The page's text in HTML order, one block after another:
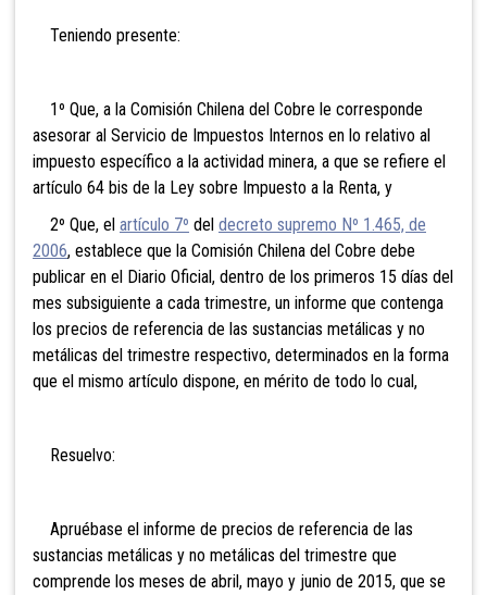
Teniendo presente:
1º Que, a la Comisión Chilena del Cobre le corresponde
asesorar al Servicio de Impuestos Internos en lo relativo al
impuesto específico a la actividad minera, a que se refiere el
artículo 64 bis de la Ley sobre Impuesto a la Renta, y
2º Que, el artículo 7º del decreto supremo Nº 1.465, de
2006, establece que la Comisión Chilena del Cobre debe
publicar en el Diario Oficial, dentro de los primeros 15 días del
mes subsiguiente a cada trimestre, un informe que contenga
los precios de referencia de las sustancias metálicas y no
metálicas del trimestre respectivo, determinados en la forma
que el mismo artículo dispone, en mérito de todo lo cual,
Resuelvo:
Apruébase el informe de precios de referencia de las
sustancias metálicas y no metálicas del trimestre que
comprende los meses de abril, mayo y junio de 2015, que se